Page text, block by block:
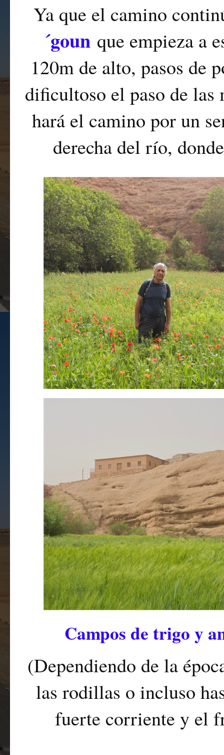
Ya que el camino
´goun que empieza a
120m de alto, pasos de
dificultoso el paso de las
hará el camino por un
derecha del río,
Campos de trigo y
(Dependiendo de la
las rodillas o incluso
fuerte corriente y el